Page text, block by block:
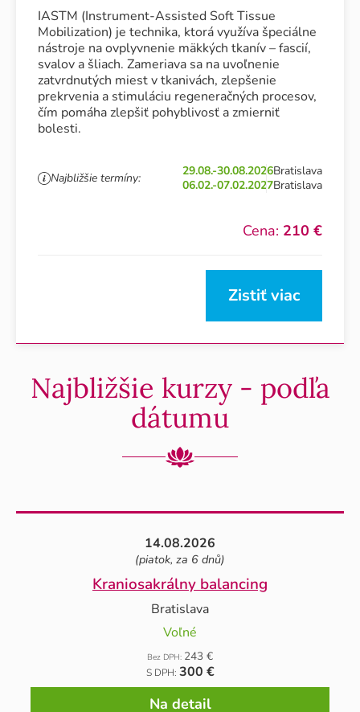
IASTM (Instrument-Assisted Soft Tissue
Mobilization) je technika, ktorá využíva špeciálne
nástroje na ovplyvnenie mäkkých tkanív – fascií,
svalov a šliach. Zameriava sa na uvoľnenie
zatvrdnutých miest v tkanivách, zlepšenie
prekrvenia a stimuláciu regeneračných procesov,
čím pomáha zlepšiť pohyblivosť a zmierniť
bolesti.
Najbližšie termíny: 29.08.-30.08.2026Bratislava
06.02.-07.02.2027Bratislava
Cena: 210 €
Zistiť viac
Najbližšie kurzy - podľa
dátumu
14.08.2026
(piatok, za 6 dnů)
Kraniosakrálny balancing
Bratislava
Voľné
Bez DPH: 243 €
S DPH: 300 €
Na detail